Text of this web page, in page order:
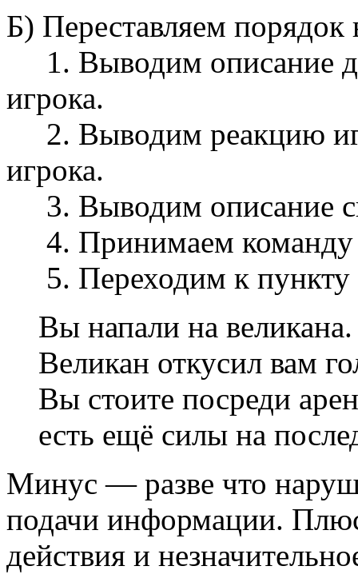
Б) Переставляем порядок
1. Выводим описание
игрока.
2. Выводим реакцию
игрока.
3. Выводим описание
4. Принимаем команду
5. Переходим к пункту
Вы напали на великана.
Великан откусил вам
Вы стоите посреди
есть ещё силы на
Минус — разве что
подачи информации.
действия и